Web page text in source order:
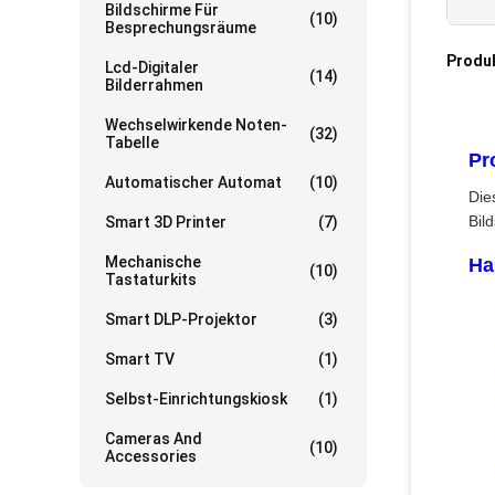
Bildschirme Für
Besprechungsräume
(10)
Lcd-Digitaler
Bilderrahmen
(14)
Wechselwirkende Noten-
Tabelle
(32)
Automatischer Automat (10)
Smart 3D Printer (7)
Mechanische
Tastaturkits
(10)
Smart DLP-Projektor (3)
Smart TV (1)
Selbst-Einrichtungskiosk (1)
Cameras And
Accessories
(10)